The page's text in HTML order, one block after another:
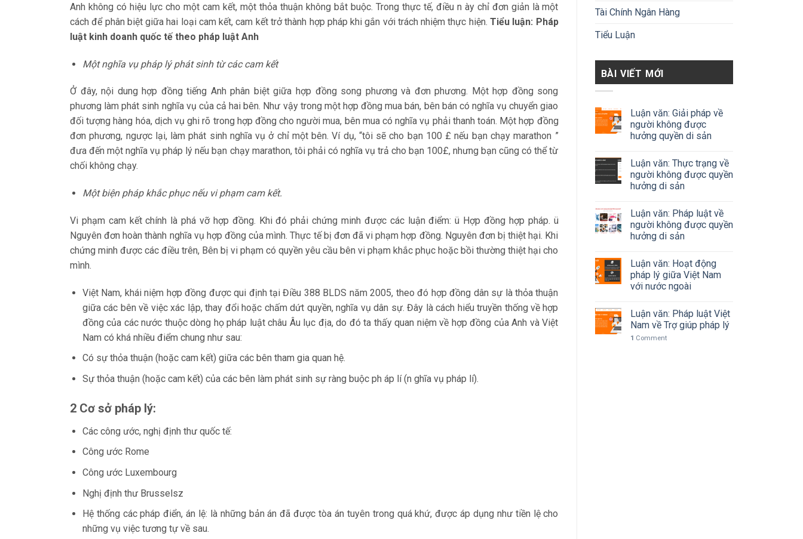
Anh không có hiệu lực cho một cam kết, một thỏa thuận không bắt buộc. Trong thực tế, điều n ày chỉ đơn giản là một
cách để phân biệt giữa hai loại cam kết, cam kết trở thành hợp pháp khi gắn với trách nhiệm thực hiện. Tiểu luận: Pháp
luật kinh doanh quốc tế theo pháp luật Anh
Một nghĩa vụ pháp lý phát sinh từ các cam kết
Ở đây, nội dung hợp đồng tiếng Anh phân biệt giữa hợp đồng song phương và đơn phương. Một hợp đồng song
phương làm phát sinh nghĩa vụ của cả hai bên. Như vậy trong một hợp đồng mua bán, bên bán có nghĩa vụ chuyển giao
đối tượng hàng hóa, dịch vụ ghi rõ trong hợp đồng cho người mua, bên mua có nghĩa vụ phải thanh toán. Một hợp đồng
đơn phương, ngược lại, làm phát sinh nghĩa vụ ở chỉ một bên. Ví dụ, “tôi sẽ cho bạn 100 £ nếu bạn chạy marathon ”
đưa đến một nghĩa vụ pháp lý nếu bạn chạy marathon, tôi phải có nghĩa vụ trả cho bạn 100£, nhưng bạn cũng có thể từ
chối không chạy.
Một biện pháp khắc phục nếu vi phạm cam kết.
Vi phạm cam kết chính là phá vỡ hợp đồng. Khi đó phải chứng minh được các luận điểm: ü Hợp đồng hợp pháp. ü
Nguyên đơn hoàn thành nghĩa vụ hợp đồng của mình. Thực tế bị đơn đã vi phạm hợp đồng. Nguyên đơn bị thiệt hại. Khi
chứng minh được các điều trên, Bên bị vi phạm có quyền yêu cầu bên vi phạm khắc phục hoặc bồi thường thiệt hại cho
mình.
Việt Nam, khái niệm hợp đồng được qui định tại Điều 388 BLDS năm 2005, theo đó hợp đồng dân sự là thỏa thuận
giữa các bên về việc xác lập, thay đổi hoặc chấm dứt quyền, nghĩa vụ dân sự. Đây là cách hiểu truyền thống về hợp
đồng của các nước thuộc dòng họ pháp luật châu Âu lục địa, do đó ta thấy quan niệm về hợp đồng của Anh và Việt
Nam có khá nhiều điểm chung như sau:
Có sự thỏa thuận (hoặc cam kết) giữa các bên tham gia quan hệ.
Sự thỏa thuận (hoặc cam kết) của các bên làm phát sinh sự ràng buộc ph áp lí (n ghĩa vụ pháp lí).
2 Cơ sở pháp lý:
Các công ước, nghị định thư quốc tế:
Công ước Rome
Công ước Luxembourg
Nghị định thư Brusselsz
Hệ thống các pháp điển, án lệ: là những bản án đã được tòa án tuyên trong quá khứ, được áp dụng như tiền lệ cho
những vụ việc tương tự về sau.
Tài Chính Ngân Hàng
Tiểu Luận
BÀI VIẾT MỚI
Luận văn: Giải pháp về
người không được
hưởng quyền di sản
Luận văn: Thực trạng về
người không được quyền
hưởng di sản
Luận văn: Pháp luật về
người không được quyền
hưởng di sản
Luận văn: Hoạt động
pháp lý giữa Việt Nam
với nước ngoài
Luận văn: Pháp luật Việt
Nam về Trợ giúp pháp lý
1 Comment